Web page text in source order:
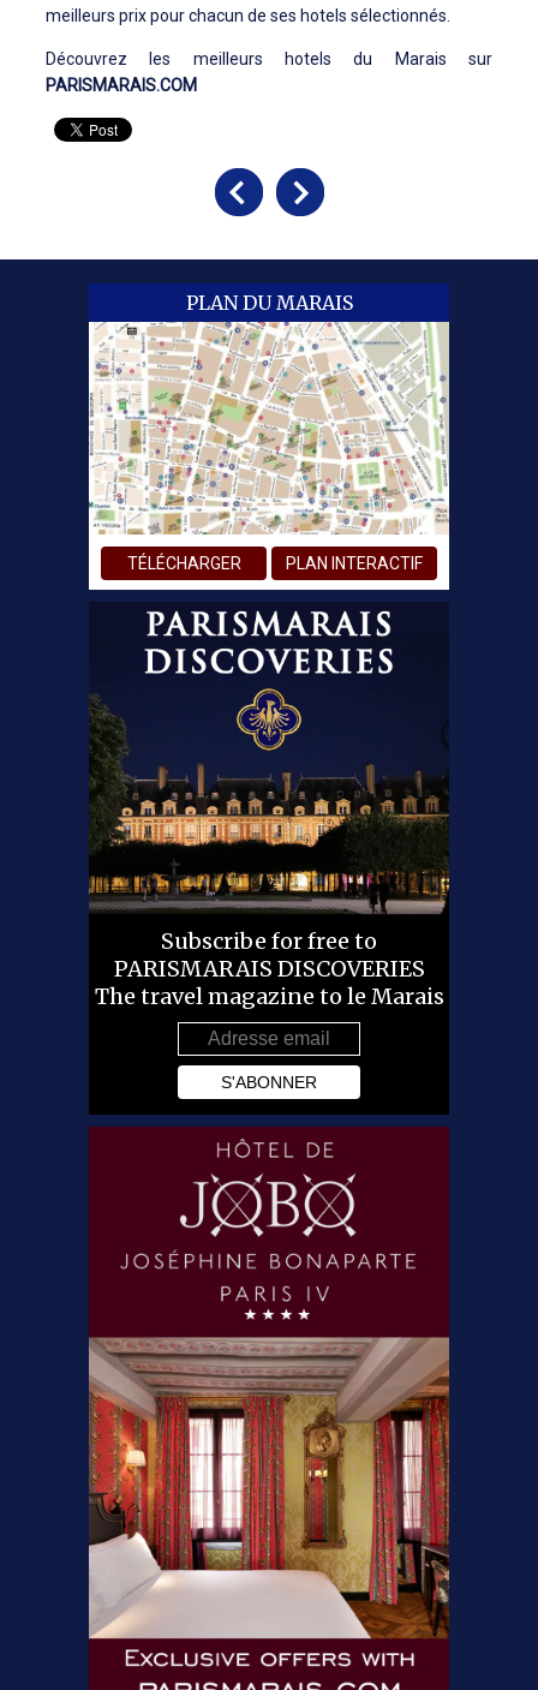
meilleurs prix pour chacun de ses hotels sélectionnés.
Découvrez les meilleurs hotels du Marais sur
PARISMARAIS.COM
PLAN DU MARAIS
TÉLÉCHARGER PLAN INTERACTIF
Subscribe for free to
PARISMARAIS DISCOVERIES
The travel magazine to le Marais